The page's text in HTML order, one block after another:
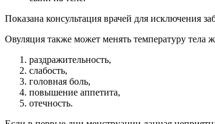
Показана консультация врачей для исключения
Овуляция также может менять температуру
раздражительность,
слабость,
головная боль,
повышение аппетита,
отечность.